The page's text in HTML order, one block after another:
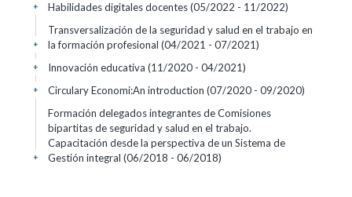
Habilidades digitales docentes(05/2022 - 11/2022)
+
Transversalización de la seguridad y salud en el trabajo en
la formación profesional (04/2021 - 07/2021)
+
Innovación educativa (11/2020 - 04/2021)
+
Circulary Economi:An introduction (07/2020 - 09/2020)
+
Formación delegados integrantes de Comisiones
bipartitas de seguridad y salud en el trabajo.
Capacitación desde la perspectiva de un Sistema de
Gestión integral (06/2018 - 06/2018)
+